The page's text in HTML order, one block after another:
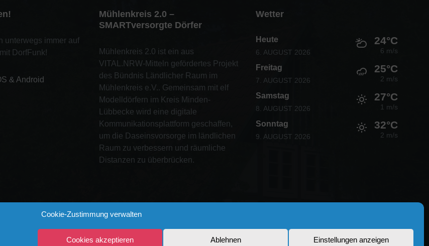
Cookie-Zustimmung verwalten
Cookies akzeptieren Ablehnen Einstellungen anzeigen
unterwegs immer auf
DorfFunk!
& Android
Mühlenkreis 2.0 –
SMARTversorgte Dörfer
Mühlenkreis 2.0 ist ein aus
VITAL.NRW-Mitteln gefördertes Projekt
des Bündnis Ländlicher Raum im
Mühlenkreis e.V.. Gemeinsam mit elf
Modelldörfern im Kreis Minden-
Lübbecke wird eine digitale
Kommunikationsplattform geschaffen,
um die Daseinsvorsorge im ländlichen
Raum zu verbessern und räumliche
Distanzen zu überbrücken.
Wetter
Heute
6. AUGUST 2026
24°C
6 m/s
Freitag
7. AUGUST 2026
25°C
2 m/s
Samstag
8. AUGUST 2026
27°C
1 m/s
Sonntag
9. AUGUST 2026
32°C
2 m/s